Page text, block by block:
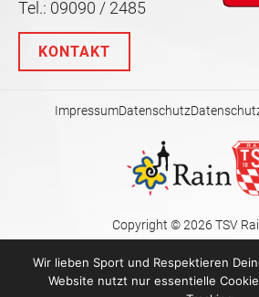
Tel.: 09090 / 2485
KONTAKT
ImpressumDatenschutz
Copyright © 2026 TSV
Wir lieben Sport und Respektieren
Website nutzt nur essentielle